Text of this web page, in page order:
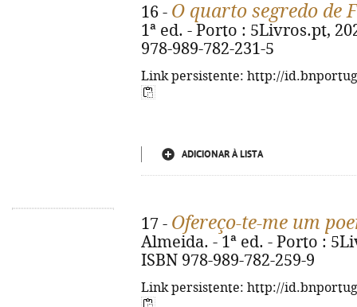
16 - O quarto segredo de
1ª ed. - Porto : 5Livros.pt,
978-989-782-231-5
Link persistente: http://
ADICIONAR À LISTA
17 - Ofereço-te-me um
Almeida. - 1ª ed. - Porto :
ISBN 978-989-782-259-9
Link persistente: http://